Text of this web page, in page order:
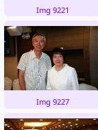
Img 9221
Img 9227